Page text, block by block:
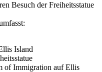
Besuch der Freiheitsstatue
Island
of Immigration auf Ellis